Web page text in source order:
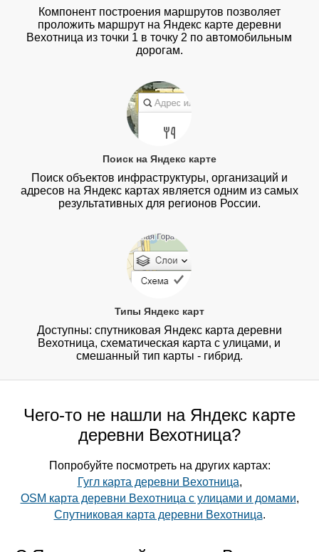
Компонент построения маршрутов позволяет
проложить маршрут на Яндекс карте деревни
Вехотница из точки 1 в точку 2 по автомобильным
дорогам.
Поиск на Яндекс карте
Поиск объектов инфраструктуры, организаций и
адресов на Яндекс картах является одним из самых
результативных для регионов России.
Типы Яндекс карт
Доступны: спутниковая Яндекс карта деревни
Вехотница, схематическая карта с улицами, и
смешанный тип карты - гибрид.
Чего-то не нашли на Яндекс карте
деревни Вехотница?
Попробуйте посмотреть на других картах:
Гугл карта деревни Вехотница,
OSM карта деревни Вехотница с улицами и домами,
Спутниковая карта деревни Вехотница.